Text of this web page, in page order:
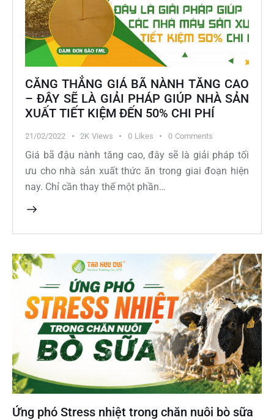
CĂNG THẲNG GIÁ BÃ NÀNH TĂNG CAO
– ĐÂY SẼ LÀ GIẢI PHÁP GIÚP NHÀ SẢN
XUẤT TIẾT KIỆM ĐẾN 50% CHI PHÍ
21/02/2022 2K Views 0 Likes 0 Comments
Giá bã đậu nành tăng cao, đây sẽ là giải pháp tối
ưu cho nhà sản xuất thức ăn trong giai đoạn hiện
nay. Chỉ cần thay thế một phần…
Ứng phó Stress nhiệt trong chăn nuôi bò sữa